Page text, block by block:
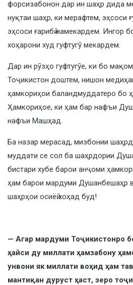
форсизабонон дар ин шаҳр дида
нуқтаи шаҳр, ки мерафтем, эҳсоси
эҳсоси ғарибӣ намекардем. Ингор
хоҳарони худ гуфтугӯ мекардем.
Дар ин рӯзҳо гуфтугӯе, ки бо
Тоҷикистон доштем, нишон
ҳамкориҳои баландмуддатеро бо
Ҳамкориҳое, ки ҳам бар нафъи
нафъи Машҳад.
Ба назар мерасад, мизбонии
муддати се сол ба шаҳрдории
бистари хубе барои анҷоми
ҳам барои мардуми Душанбешаҳр
шаҳрҳои осиёӣ хоҳад буд!
— Агар мардуми Тоҷикистонро
ҳайси ду миллати ҳамзабону
унвони як миллати воҳид ҳам
мантиқан дуруст ҳаст, зеро